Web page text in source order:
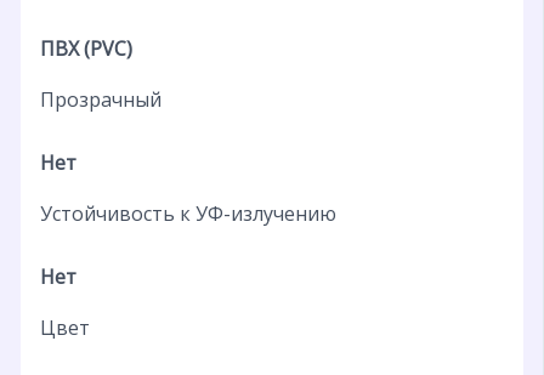
ПВХ (PVC)
Прозрачный
Нет
Устойчивость к УФ-излучению
Нет
Цвет